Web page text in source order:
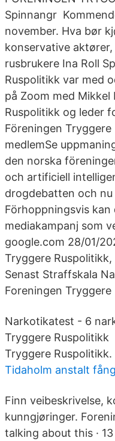
Spinnangr
november. Hva bør
konservative
rusbrukere Ina Roll
Ruspolitikk var med
på Zoom med
Ruspolitikk og leder
Föreningen
medlemSe
den norska
och artificiell
drogdebatten och
Förhoppningsvis
mediakampanj som
google.com 28/01/
Tryggere
Senast Straffskala
Foreningen
Narkotikatest - 6
Tryggere Ruspolitikk
Tryggere
Tidaholm anstalt
Finn veibeskrivelse,
kunngjøringer.
talking about this ·